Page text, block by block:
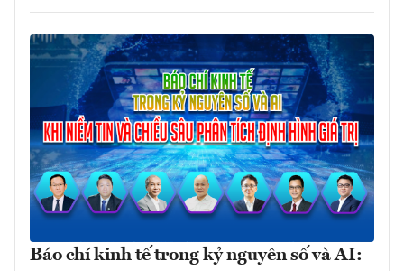
Báo chí kinh tế trong kỷ nguyên số và AI: